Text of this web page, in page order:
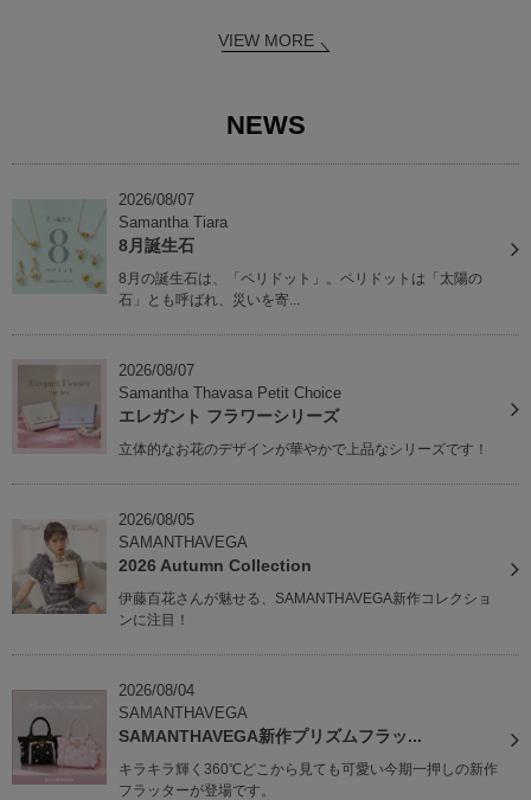
VIEW MORE
NEWS
2026/08/07
Samantha Tiara
8月誕生石
8月の誕生石は、「ペリドット」。ペリドットは「太陽の
石」とも呼ばれ、災いを寄...
2026/08/07
Samantha Thavasa Petit Choice
エレガント フラワーシリーズ
立体的なお花のデザインが華やかで上品なシリーズです！
2026/08/05
SAMANTHAVEGA
2026 Autumn Collection
伊藤百花さんが魅せる、SAMANTHAVEGA新作コレクショ
ンに注目！
2026/08/04
SAMANTHAVEGA
SAMANTHAVEGA新作プリズムフラッ...
キラキラ輝く360℃どこから見ても可愛い今期一押しの新作
フラッターが登場です。